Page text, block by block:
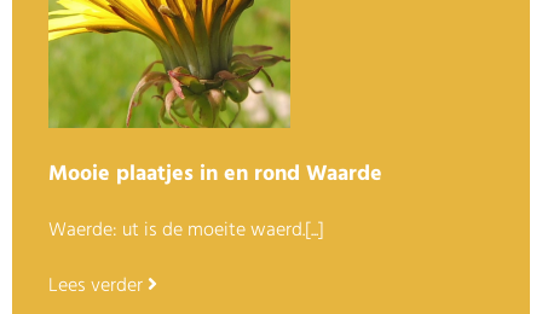
Mooie plaatjes in en rond Waarde
Waerde: ut is de moeite waerd.[...]
Lees verder